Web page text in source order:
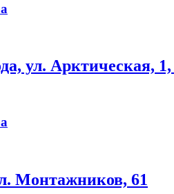
ул. Арктическая,
Монтажников, 61